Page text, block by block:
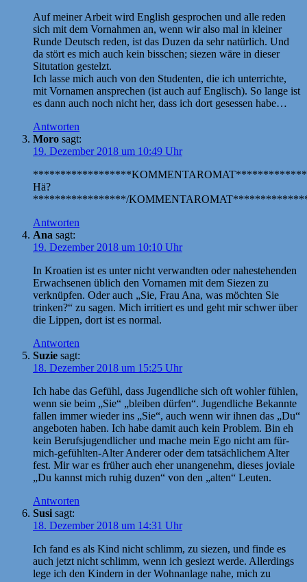
Auf meiner Arbeit wird English gesprochen und alle reden
sich mit dem Vornahmen an, wenn wir also mal in kleiner
Runde Deutsch reden, ist das Duzen da sehr natürlich. Und
da stört es mich auch kein bisschen; siezen wäre in dieser
Situtation gestelzt.
Ich lasse mich auch von den Studenten, die ich unterrichte,
mit Vornamen ansprechen (ist auch auf Englisch). So lange ist
es dann auch noch nicht her, dass ich dort gesessen habe…
Antworten
Moro sagt:
19. Dezember 2018 um 10:49 Uhr
Hä?
*****************/
Antworten
Ana sagt:
19. Dezember 2018 um 10:10 Uhr
In Kroatien ist es unter nicht verwandten oder nahestehenden
Erwachsenen üblich den Vornamen mit dem Siezen zu
verknüpfen. Oder auch „Sie, Frau Ana, was möchten Sie
trinken?“ zu sagen. Mich irritiert es und geht mir schwer über
die Lippen, dort ist es normal.
Antworten
Suzie sagt:
18. Dezember 2018 um 15:25 Uhr
Ich habe das Gefühl, dass Jugendliche sich oft wohler fühlen,
wenn sie beim „Sie“ „bleiben dürfen“. Jugendliche Bekannte
fallen immer wieder ins „Sie“, auch wenn wir ihnen das „Du“
angeboten haben. Ich habe damit auch kein Problem. Bin eh
kein Berufsjugendlicher und mache mein Ego nicht am für-
mich-gefühlten-Alter Anderer oder dem tatsächlichem Alter
fest. Mir war es früher auch eher unangenehm, dieses joviale
„Du kannst mich ruhig duzen“ von den „alten“ Leuten.
Antworten
Susi sagt:
18. Dezember 2018 um 14:31 Uhr
Ich fand es als Kind nicht schlimm, zu siezen, und finde es
auch jetzt nicht schlimm, wenn ich gesiezt werde. Allerdings
lege ich den Kindern in der Wohnanlage nahe, mich zu